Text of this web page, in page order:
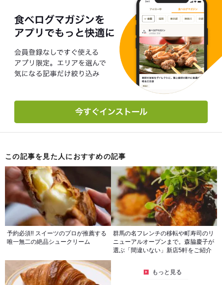
この記事を見た人におすすめの記事
予約必須!! スイーツのプロが推薦する
唯一無二の絶品シュークリーム
群馬の名フレンチの移転や町寿司のリ
ニューアルオープンまで。森脇慶子が
選ぶ「間違いない」新店5軒をご紹介
もっと見る